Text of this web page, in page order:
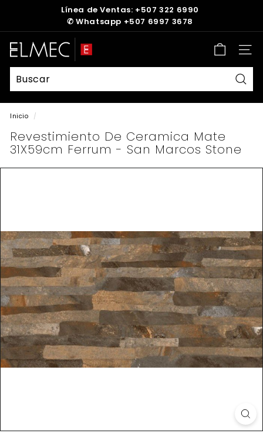
diapositivas
pausa
Línea de Ventas: +507 322 6990
✆ Whatsapp +507 6997 3678
E
L
M
E
C
Inicio /
Revestimiento De Ceramica Mate
31X59cm Ferrum - San Marcos Stone